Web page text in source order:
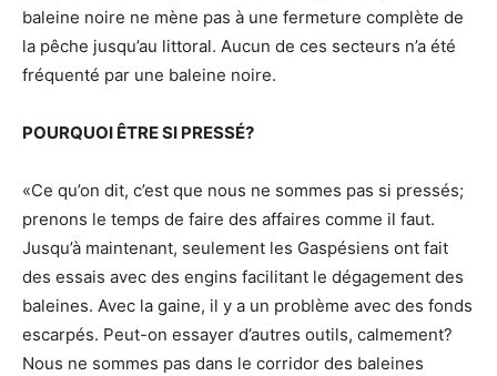
baleine noire ne mène pas à une fermeture complète de
la pêche jusqu’au littoral. Aucun de ces secteurs n’a été
fréquenté par une baleine noire.
POURQUOI ÊTRE SI PRESSÉ?
«Ce qu’on dit, c’est que nous ne sommes pas si pressés;
prenons le temps de faire des affaires comme il faut.
Jusqu’à maintenant, seulement les Gaspésiens ont fait
des essais avec des engins facilitant le dégagement des
baleines. Avec la gaine, il y a un problème avec des fonds
escarpés. Peut-on essayer d’autres outils, calmement?
Nous ne sommes pas dans le corridor des baleines